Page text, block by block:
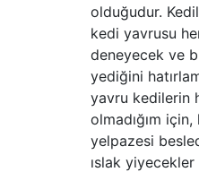
olduğudur.
kedi yavrusu
deneyecek ve
yediğini
yavru kedilerin
olmadığım
yelpazesi
ıslak